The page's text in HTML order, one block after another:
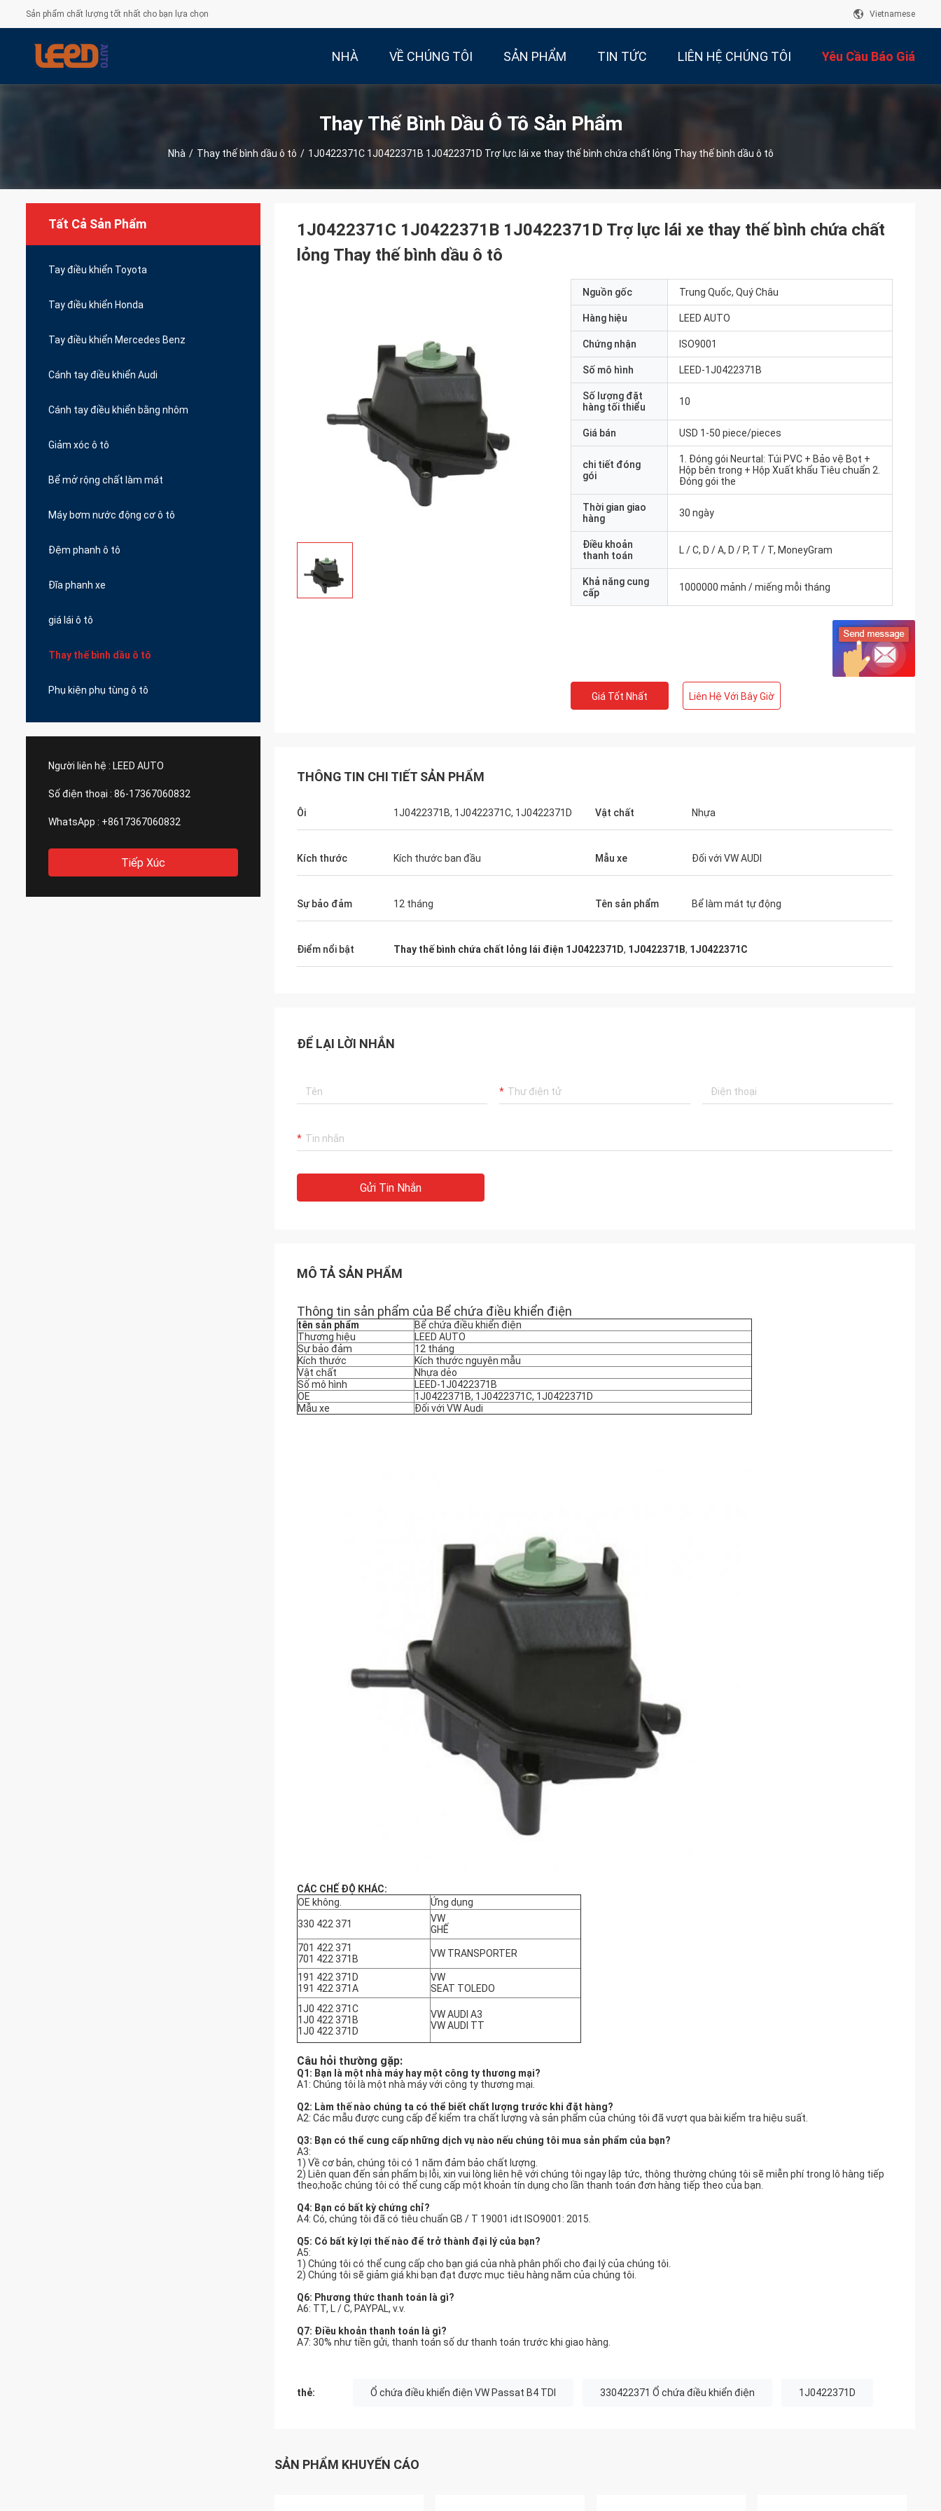
Sản phẩm chất lượng tốt nhất cho bạn lựa chọn Vietnamese
NHÀ VỀ CHÚNG TÔI SẢN PHẨM TIN TỨC LIÊN HỆ CHÚNG TÔI Yêu Cầu Báo Giá
Thay Thế Bình Dầu Ô Tô Sản Phẩm
Nhà / Thay thế bình dầu ô tô / 1J0422371C 1J0422371B 1J0422371D Trợ lực lái xe thay thế bình chứa chất lỏng Thay thế bình dầu ô tô
Tất Cả Sản Phẩm
Tay điều khiển Toyota
Tay điều khiển Honda
Tay điều khiển Mercedes Benz
Cánh tay điều khiển Audi
Cánh tay điều khiển bằng nhôm
Giảm xóc ô tô
Bể mở rộng chất làm mát
Máy bơm nước động cơ ô tô
Đệm phanh ô tô
Đĩa phanh xe
giá lái ô tô
Thay thế bình dầu ô tô
Phụ kiện phụ tùng ô tô
Người liên hệ : LEED AUTO
Số điện thoại : 86-17367060832
WhatsApp : +8617367060832
Tiếp Xúc
1J0422371C 1J0422371B 1J0422371D Trợ lực lái xe thay thế bình chứa chất
lỏng Thay thế bình dầu ô tô
Nguồn gốc Trung Quốc, Quý Châu
Hàng hiệu LEED AUTO
Chứng nhận ISO9001
Số mô hình LEED-1J0422371B
Số lượng đặt
hàng tối thiểu
10
Giá bán USD 1-50 piece/pieces
chi tiết đóng
gói
1. Đóng gói Neurtal: Túi PVC + Bảo vệ Bọt +
Hộp bên trong + Hộp Xuất khẩu Tiêu chuẩn 2.
Đóng gói the
Thời gian giao
hàng
30 ngày
Điều khoản
thanh toán
L / C, D / A, D / P, T / T, MoneyGram
Khả năng cung
cấp
1000000 mảnh / miếng mỗi tháng
Giá Tốt Nhất Liên Hệ Với Bây Giờ
THÔNG TIN CHI TIẾT SẢN PHẨM
Ôi 1J0422371B, 1J0422371C, 1J0422371D Vật chất Nhựa
Kích thước Kích thước ban đầu Mẫu xe Đối với VW AUDI
Sự bảo đảm 12 tháng Tên sản phẩm Bể làm mát tự động
Điểm nổi bật Thay thế bình chứa chất lỏng lái điện 1J0422371D, 1J0422371B, 1J0422371C
ĐỂ LẠI LỜI NHẮN
Gửi Tin Nhắn
MÔ TẢ SẢN PHẨM
Thông tin sản phẩm của Bể chứa điều khiển điện
tên sản phẩm
Bể chứa điều khiển điện
Thương hiệu
LEED AUTO
Sự bảo đảm
12 tháng
Kích thước
Kích thước nguyên mẫu
Vật chất
Nhựa dẻo
Số mô hình
LEED-1J0422371B
OE
1J0422371B, 1J0422371C, 1J0422371D
Mẫu xe
Đối với VW Audi
CÁC CHẾ ĐỘ KHÁC:
OE không.
Ứng dụng
330 422 371
VW
GHẾ
701 422 371
701 422 371B
VW TRANSPORTER
191 422 371D
191 422 371A
VW
SEAT TOLEDO
1J0 422 371C
1J0 422 371B
1J0 422 371D
VW AUDI A3
VW AUDI TT
Câu hỏi thường gặp:
Q1: Bạn là một nhà máy hay một công ty thương mại?
A1: Chúng tôi là một nhà máy với công ty thương mại.
Q2: Làm thế nào chúng ta có thể biết chất lượng trước khi đặt hàng?
A2: Các mẫu được cung cấp để kiểm tra chất lượng và sản phẩm của chúng tôi đã vượt qua bài kiểm tra hiệu suất.
Q3: Bạn có thể cung cấp những dịch vụ nào nếu chúng tôi mua sản phẩm của bạn?
A3:
1) Về cơ bản, chúng tôi có 1 năm đảm bảo chất lượng.
2) Liên quan đến sản phẩm bị lỗi, xin vui lòng liên hệ với chúng tôi ngay lập tức, thông thường chúng tôi sẽ miễn phí trong lô hàng tiếp
theo;hoặc chúng tôi có thể cung cấp một khoản tín dụng cho lần thanh toán đơn hàng tiếp theo của bạn.
Q4: Bạn có bất kỳ chứng chỉ?
A4: Có, chúng tôi đã có tiêu chuẩn GB / T 19001 idt ISO9001: 2015.
Q5: Có bất kỳ lợi thế nào để trở thành đại lý của bạn?
A5:
1) Chúng tôi có thể cung cấp cho bạn giá của nhà phân phối cho đại lý của chúng tôi.
2) Chúng tôi sẽ giảm giá khi bạn đạt được mục tiêu hàng năm của chúng tôi.
Q6: Phương thức thanh toán là gì?
A6: TT, L / C, PAYPAL, v.v.
Q7: Điều khoản thanh toán là gì?
A7: 30% như tiền gửi, thanh toán số dư thanh toán trước khi giao hàng.
thẻ: Ổ chứa điều khiển điện VW Passat B4 TDI 330422371 Ổ chứa điều khiển điện 1J0422371D
SẢN PHẨM KHUYẾN CÁO